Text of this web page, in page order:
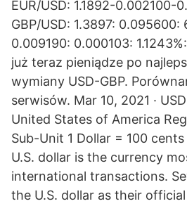
EUR/USD: 1.1892-0.002100-
GBP/USD: 1.3897: 0.095600:
0.009190: 0.000103:
już teraz pieniądze po
wymiany USD-GBP.
serwisów. Mar 10, 2021 ·
United States of America
Sub-Unit 1 Dollar = 100
U.S. dollar is the currency
international transactions.
the U.S. dollar as their